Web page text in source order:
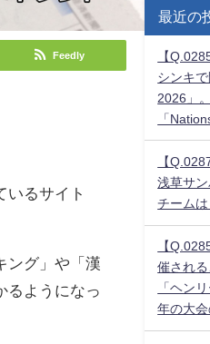
Feedly
るサイト
ング」や「漢
るようになっ
最近の
【
シンキ
2026」
「
【
浅草サ
チームは
【
催され
「ヘン
年の大会